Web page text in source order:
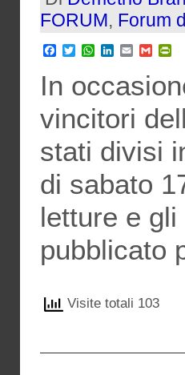
FORUM, Forum
Facebook
TwitterWhatsApp
LinkedIn
EmailGmail
In
vincitori
stati divisi
di sabato
letture e
pubblicato
Visite totali 103